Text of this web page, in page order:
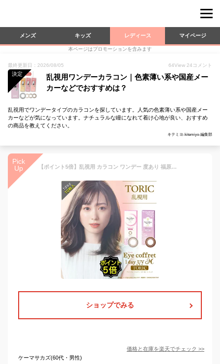
メンズ キッズ レディース マイページ
本ページはプロモーションを含みます
最終更新日：2026/08/05 64View 24 コメント
決定
乱視用ワンデーカラコン｜色素薄い系や国産メー
カーなどでおすすめは？
乱視用でワンデータイプのカラコンを探しています。人気の色素薄い系や国産メー
カーなどが気になっています。ナチュラルな瞳になれて着け心地が良い、おすすめ
の商品を教えてください。
キテミヨ-kitemiyo-編集部
Pick
Up
【ポイント5倍】乱視用 カラコン ワンデー 度あり 福原遥 アイコフレUV M トーリック 1箱10枚入りDIA14.2mm BC8.6 (1day トーリック 乱視用 シード)ブラウン UVカット リッチメイク【送料無料】
ショップでみる
価格と在庫を楽天でチェック >>
ケーマサカズ(60代・男性)